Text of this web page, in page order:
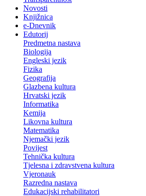
Novosti
Knjižnica
e-Dnevnik
Edutorij
Predmetna nastava
Biologija
Engleski jezik
Fizika
Geografija
Glazbena kultura
Hrvatski jezik
Informatika
Kemija
Likovna kultura
Matematika
Njemački jezik
Povijest
Tehnička kultura
Tjelesna i zdravstvena kultura
Vjeronauk
Razredna nastava
Edukacijski rehabilitatori